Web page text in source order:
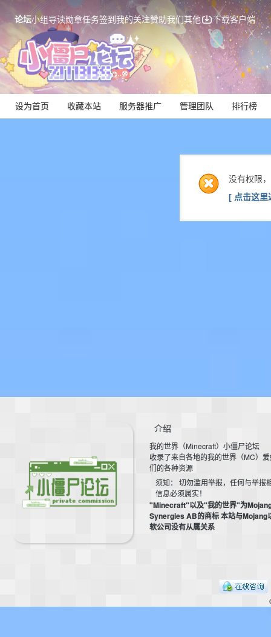
论坛小组导读勋章任务签到我的关注赞助我们其他 下载客户端
设为首页 收藏本站 服务器推广 管理团队 排行榜
没有权限
[ 点击这里
介绍
我的世界（Minecraft）小僵尸论坛
收录了来自各地的我的世界（MC）
们的各种资源
须知： 切勿滥用举报，任何与举报
信息必须属实！
"Minecraft"以及"我的世界"为
Synergies AB的商标 本站与Mojang
软公司没有从属关系